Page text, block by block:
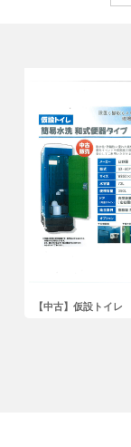
【中古】仮設トイレ